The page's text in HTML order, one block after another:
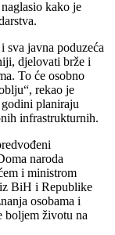
kako je
sva javna poduzeća
djelovati brže i
To će osobno
rekao je
planiraju
infrastrukturnih.
naroda
i ministrom
BiH i Republike
osobama i
boljem životu na